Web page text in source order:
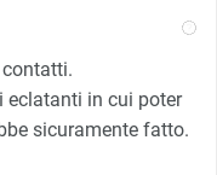
eclatanti in cui poter
sicuramente fatto.